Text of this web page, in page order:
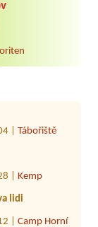
|
und Wasser
|Autokemp
|
|
lidi
|Camp Horní